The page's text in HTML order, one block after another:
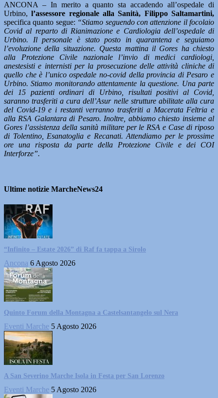
ANCONA – In merito a quanto sta accadendo all’ospedale di
Urbino,l’assessore regionale alla Sanità, Filippo Saltamartini,
specifica quanto segue: “Stiamo seguendo con attenzione il focolaio
Covid al reparto di Rianimazione e Cardiologia dell’ospedale di
Urbino. Il personale è stato posto in quarantena e seguiamo
l’evoluzione della situazione. Questa mattina il Gores ha chiesto
alla Protezione Civile nazionale l’invio di medici cardiologi,
anestesisti e internisti per la prosecuzione delle attività cliniche di
quello che è l’unico ospedale no-covid della provincia di Pesaro e
Urbino. Stiamo monitorando attentamente la questione. Una parte
dei 15 pazienti ordinari di Urbino, risultati positivi al Covid,
saranno trasferiti a cura dell’Asur nelle strutture abilitate alla cura
del Covid-19 e i restanti verranno trasferiti a Macerata Feltria e
alla RSA Galantara di Pesaro. Inoltre, abbiamo chiesto insieme al
Gores l’assistenza della sanità militare per le RSA e Case di riposo
di Tolentino, Esanatoglia e Recanati. Attendiamo per le prossime
ore una risposta da parte della Protezione Civile e dei COI
Interforze”.
Ultime notizie MarcheNews24
“Infinito – Estate 2026” di Raf fa tappa a Sirolo
Ancona 6 Agosto 2026
Quinto Forum della Montagna a Castelsantangelo sul Nera
Eventi Marche 5 Agosto 2026
A San Severino Marche Isola in Festa per San Lorenzo
Eventi Marche 5 Agosto 2026